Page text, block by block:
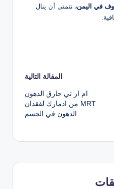
في اليمن، نتمنى أن ينال
المقالة التالية
ام ار تي حارق الدهون
MRT من ادمارك لفقدان
الدهون في الجسم